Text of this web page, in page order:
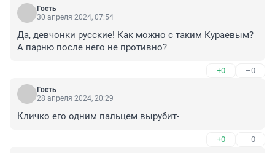
Гость
30 апреля 2024, 07:54
Да, девчонки русские! Как можно с таким Кураевым?
А парню после него не противно?
+0 –0
Гость
28 апреля 2024, 20:29
Кличко его одним пальцем вырубит-
+0 –0